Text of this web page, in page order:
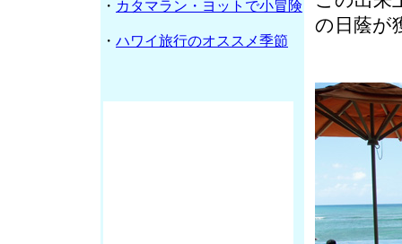
の日蔭が
・ カタマラン・ヨットで小冒険
・ ハワイ旅行のオススメ季節